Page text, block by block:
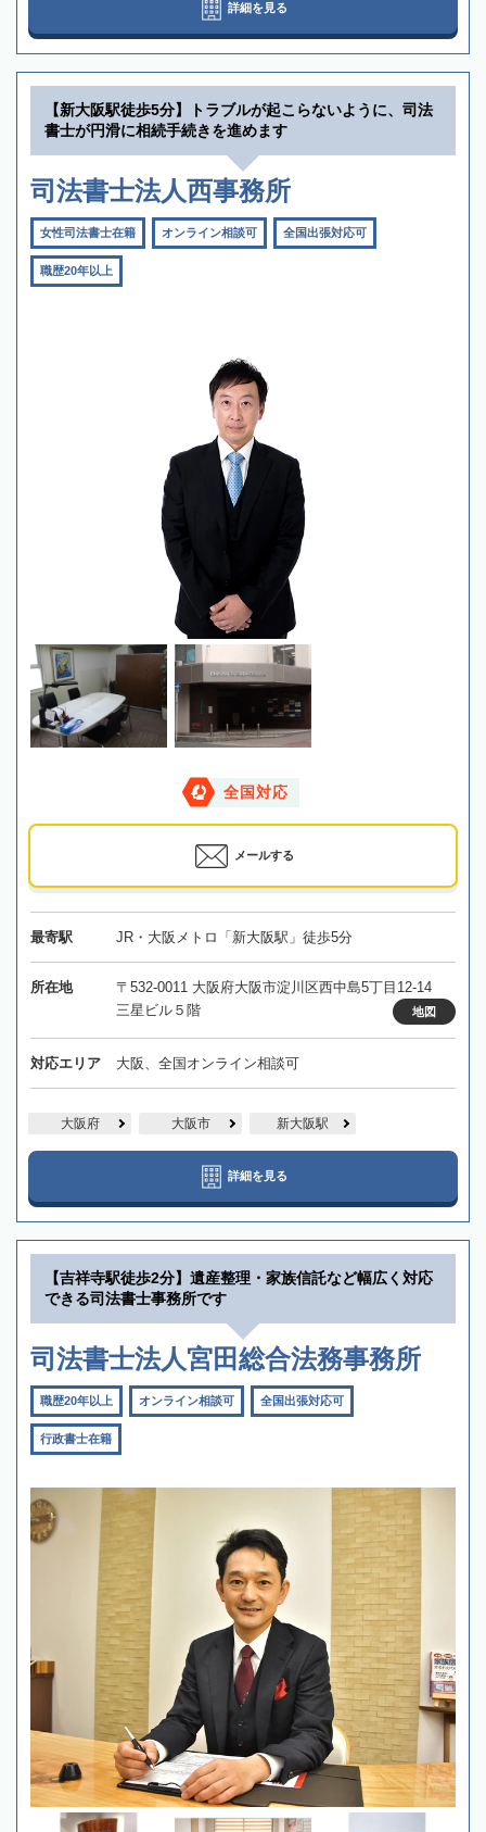
詳細を見る
【新大阪駅徒歩5分】トラブルが起こらないように、司法
書士が円滑に相続手続きを進めます
司法書士法人西事務所
女性司法書士在籍 オンライン相談可 全国出張対応可
職歴20年以上
全国対応
メールする
最寄駅 JR・大阪メトロ「新大阪駅」徒歩5分
所在地
〒532-0011 大阪府大阪市淀川区西中島5丁目12-14
三星ビル５階
地図
対応エリア 大阪、全国オンライン相談可
大阪府 大阪市 新大阪駅
詳細を見る
【吉祥寺駅徒歩2分】遺産整理・家族信託など幅広く対応
できる司法書士事務所です
司法書士法人宮田総合法務事務所
職歴20年以上 オンライン相談可 全国出張対応可
行政書士在籍